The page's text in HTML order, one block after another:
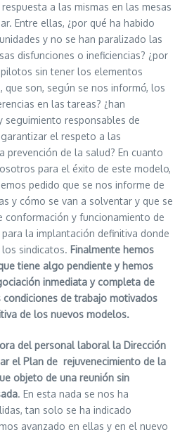
a las mismas en las mesas
Entre ellas, ¿por qué ha habido
y no se han paralizado las
disfunciones o ineficiencias? ¿por
sin tener los elementos
son, según se nos informó, los
en las tareas? ¿han
seguimiento responsables de
el respeto a las
prevención de la salud? En cuanto
para el éxito de este modelo,
pedido que se nos informe de
y cómo se van a solventar y que se
conformación y funcionamiento de
la implantación definitiva donde
sindicatos. Finalmente hemos
tiene algo pendiente y hemos
inmediata y completa de
de trabajo motivados
de los nuevos modelos.
del personal laboral la Dirección
el Plan de rejuvenecimiento de la
objeto de una reunión sin
. En esta nada se nos ha
tan solo se ha indicado
avanzado en ellas y en el nuevo